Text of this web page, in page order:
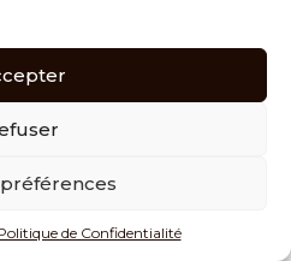
de Confidentialité